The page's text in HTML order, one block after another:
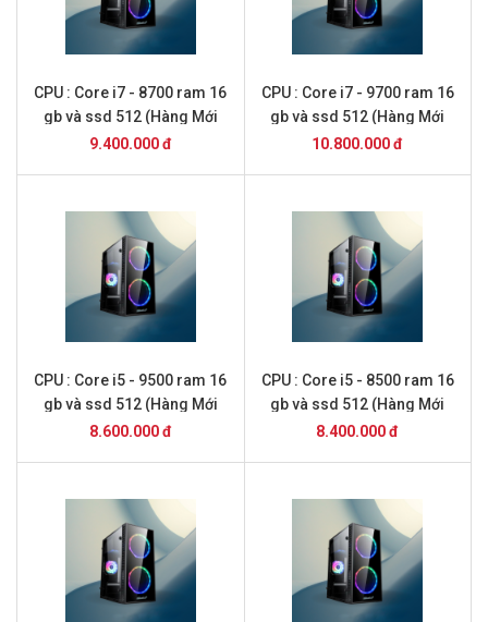
CPU : Core i7 - 8700 ram 16
gb và ssd 512 (Hàng Mới
2026 )
9.400.000 đ
CPU : Core i7 - 9700 ram 16
gb và ssd 512 (Hàng Mới
2026 )
10.800.000 đ
CPU : Core i5 - 9500 ram 16
gb và ssd 512 (Hàng Mới
2026 )
8.600.000 đ
CPU : Core i5 - 8500 ram 16
gb và ssd 512 (Hàng Mới
2026 )
8.400.000 đ